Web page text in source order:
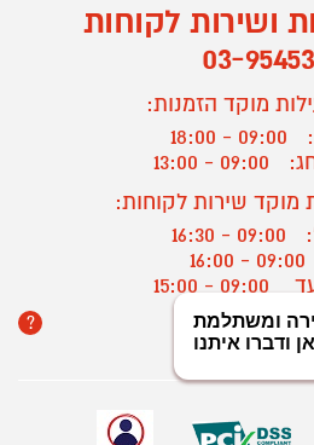
ושירות לקוחות
03-
מוקד הזמנות:
09:00 - 18:00
09:00 - 13:00
מוקד שירות לקוחות:
09:00 - 16:30
09:00 - 16:00
? ביטול הזמנה